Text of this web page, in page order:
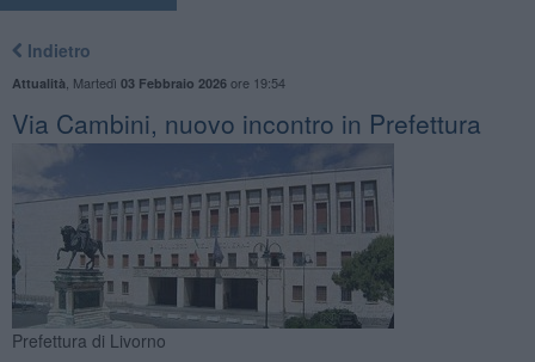
Indietro
Attualità Martedì 03 Febbraio 2026ore 19:54
Via Cambini, nuovo incontro in Prefettura
Prefettura di Livorno